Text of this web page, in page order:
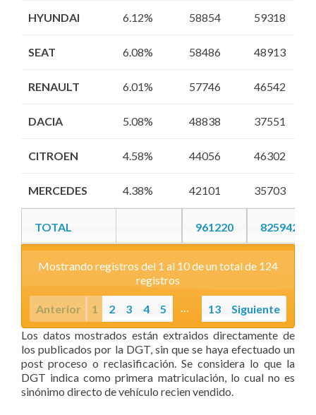
HYUNDAI 6.12% 58854 59318
SEAT 6.08% 58486 48913
RENAULT 6.01% 57746 46542
DACIA 5.08% 48838 37551
CITROEN 4.58% 44056 46302
MERCEDES 4.38% 42101 35703
TOTAL 961220 825942
HYUNDAI
SEAT
RENAULT
DACIA
CITROEN
MERCEDES
TOTAL
Mostrando registros del 1 al 10 de un total de 124
registros
Anterior 1 2 3 4 5 13
Siguiente
Los datos mostrados están extraidos directamente de
los publicados por la DGT, sin que se haya efectuado un
post proceso o reclasificación. Se considera lo que la
DGT indica como primera matriculación, lo cual no es
sinónimo directo de vehículo recien vendido.